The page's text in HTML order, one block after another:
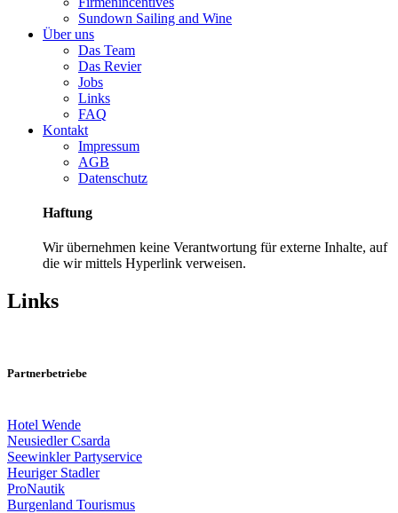
Sundown Sailing and Wine
Über uns
Das Team
Das Revier
Jobs
Links
FAQ
Kontakt
Impressum
AGB
Datenschutz
Haftung
Wir übernehmen keine Verantwortung für externe Inhalte, auf
die wir mittels Hyperlink verweisen.
Links
Partnerbetriebe
Hotel Wende
Neusiedler Csarda
Seewinkler Partyservice
Heuriger Stadler
ProNautik
Burgenland Tourismus